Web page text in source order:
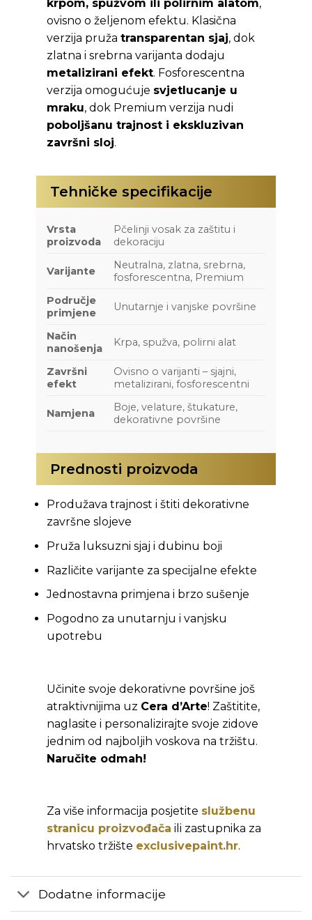
krpom, spužvom ili polirnim alatom,
ovisno o željenom efektu. Klasična
verzija pruža transparentan sjaj, dok
zlatna i srebrna varijanta dodaju
metalizirani efekt. Fosforescentna
verzija omogućuje svjetlucanje u
mraku, dok Premium verzija nudi
poboljšanu trajnost i ekskluzivan
završni sloj.
Tehničke specifikacije
Vrsta
proizvoda
Pčelinji vosak za zaštitu i
dekoraciju
Varijante
Neutralna, zlatna, srebrna,
fosforescentna, Premium
Područje
primjene
Unutarnje i vanjske površine
Način
nanošenja
Krpa, spužva, polirni alat
Završni
efekt
Ovisno o varijanti – sjajni,
metalizirani, fosforescentni
Namjena
Boje, velature, štukature,
dekorativne površine
Prednosti proizvoda
Produžava trajnost i štiti dekorativne
završne slojeve
Pruža luksuzni sjaj i dubinu boji
Različite varijante za specijalne efekte
Jednostavna primjena i brzo sušenje
Pogodno za unutarnju i vanjsku
upotrebu
Učinite svoje dekorativne površine još
atraktivnijima uz Cera d’Arte! Zaštitite,
naglasite i personalizirajte svoje zidove
jednim od najboljih voskova na tržištu.
Naručite odmah!
Za više informacija posjetite službenu
stranicu proizvođača ili zastupnika za
hrvatsko tržište exclusivepaint.hr.
Dodatne informacije